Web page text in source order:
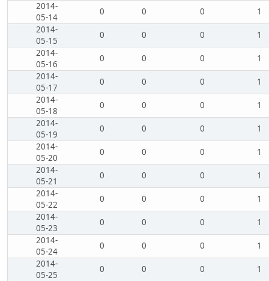
2014-
05-14
0 0 0
1
2014-
05-15
0 0 0
1
2014-
05-16
0 0 0
1
2014-
05-17
0 0 0
1
2014-
05-18
0 0 0
1
2014-
05-19
0 0 0
1
2014-
05-20
0 0 0
1
2014-
05-21
0 0 0
1
2014-
05-22
0 0 0
1
2014-
05-23
0 0 0
1
2014-
05-24
0 0 0
1
2014-
05-25
0 0 0
1